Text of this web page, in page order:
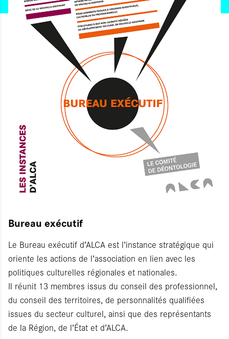
Bureau exécutif
Le Bureau exécutif d’ALCA est l’instance stratégique qui
oriente les actions de l’association en lien avec les
politiques culturelles régionales et nationales.
Il réunit 13 membres issus du conseil des professionnel,
du conseil des territoires, de personnalités qualifiées
issues du secteur culturel, ainsi que des représentants
de la Région, de l’État et d’ALCA.